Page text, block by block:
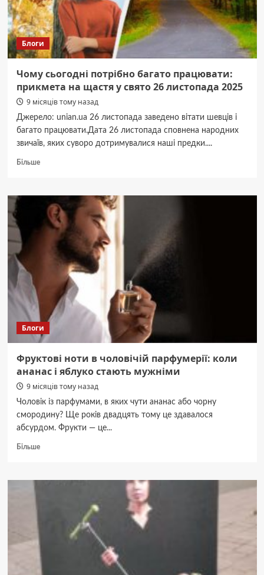
Блоги
Чому сьогодні потрібно багато працювати:
прикмета на щастя у свято 26 листопада 2025
9 місяців тому назад
Джерело: unian.ua 26 листопада заведено вітати шевців і
багато працювати.Дата 26 листопада сповнена народних
звичаїв, яких суворо дотримувалися наші предки....
БільшеДокладніше
сьогодні
потрібно
багато
працювати:
прикмета
щастя
листопада
2025
Блоги
Фруктові ноти в чоловічій парфумерії: коли
ананас і яблуко стають мужніми
9 місяців тому назад
Чоловік із парфумами, в яких чути ананас або чорну
смородину? Ще років двадцять тому це здавалося
абсурдом. Фрукти — це...
БільшеДокладніше
ноти